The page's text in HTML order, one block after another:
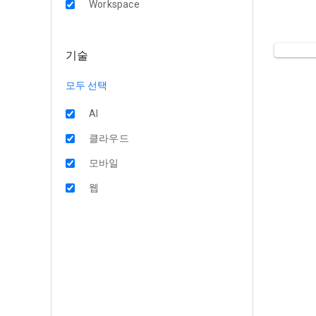
Workspace
기술
모두 선택
AI
클라우드
모바일
웹